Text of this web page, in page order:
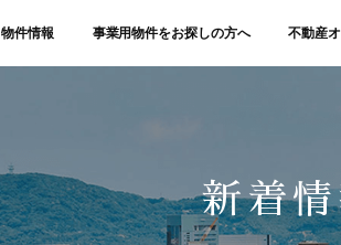
物件情報 事業用物件をお探しの方へ 不動産
新着